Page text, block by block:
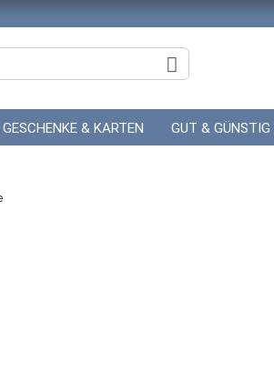
GESCHENKE & KARTEN GUT & GÜNSTIG